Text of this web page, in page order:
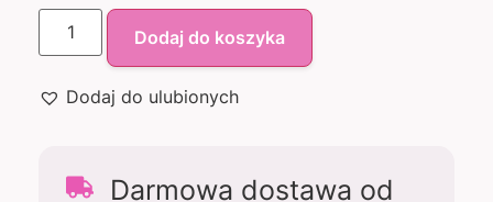
Dodaj do koszyka
Dodaj do ulubionych
Darmowa dostawa od